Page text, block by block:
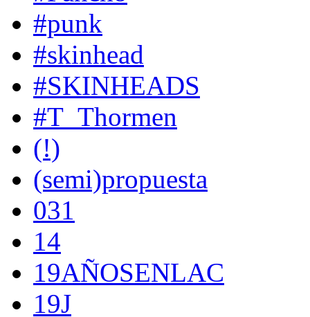
#punk
#skinhead
#SKINHEADS
#T_Thormen
(!)
(semi)propuesta
031
14
19AÑOSENLAC
19J